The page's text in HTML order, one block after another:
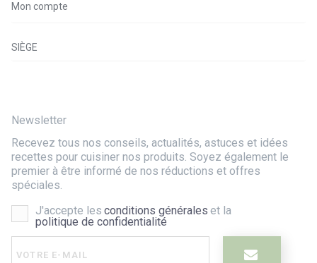
Mon compte
SIÈGE
Newsletter
Recevez tous nos conseils, actualités, astuces et idées
recettes pour cuisiner nos produits. Soyez également le
premier à être informé de nos réductions et offres
spéciales.
J'accepte les conditions générales et la
politique de confidentialité